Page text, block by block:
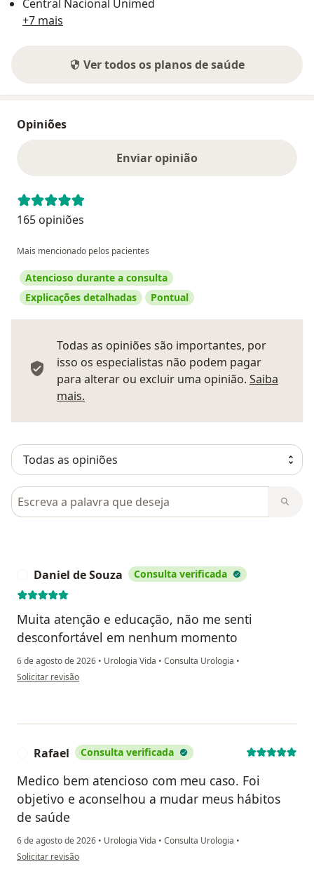
Central Nacional Unimed
+7 mais
Ver todos os planos de saúde
Opiniões
Enviar opinião
165 opiniões
Mais mencionado pelos pacientes
Atencioso durante a consulta
Explicações detalhadas
Pontual
Todas as opiniões são importantes, por
isso os especialistas não podem pagar
para alterar ou excluir uma opinião. Saiba
mais.
Pesquisar em opiniões
Daniel de Souza Consulta verificada
Muita atenção e educação, não me senti
desconfortável em nenhum momento
6 de agosto de 2026 • Urologia Vida • Consulta Urologia •
na opinião do utilizador Daniel de Souza
Solicitar revisão
Rafael Consulta verificada
Medico bem atencioso com meu caso. Foi
objetivo e aconselhou a mudar meus hábitos
de saúde
6 de agosto de 2026 • Urologia Vida • Consulta Urologia •
na opinião do utilizador Rafael
Solicitar revisão